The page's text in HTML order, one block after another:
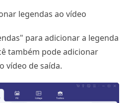
legendas ao vídeo
para adicionar a legenda
também pode adicionar
vídeo de saída.